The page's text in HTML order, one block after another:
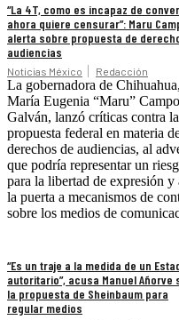
“La 4T, como es incapaz de
ahora quiere censurar”: Maru
alerta sobre propuesta de
audiencias
Noticias México Redacción
La gobernadora de Chihuahua,
María Eugenia “Maru”
Galván, lanzó críticas contra la
propuesta federal en materia
derechos de audiencias, al
que podría representar un
para la libertad de expresión y
la puerta a mecanismos de
sobre los medios de
“Es un traje a la medida de un
autoritario”, acusa Manuel Añorve
la propuesta de Sheinbaum para
regular medios